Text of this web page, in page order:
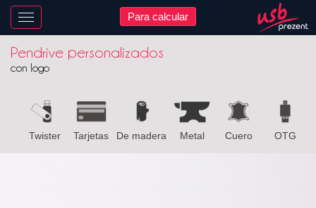
Nawigacja Para calcular
Pendrive personalizados
con logo
Twister Tarjetas De madera Metal Cuero OTG